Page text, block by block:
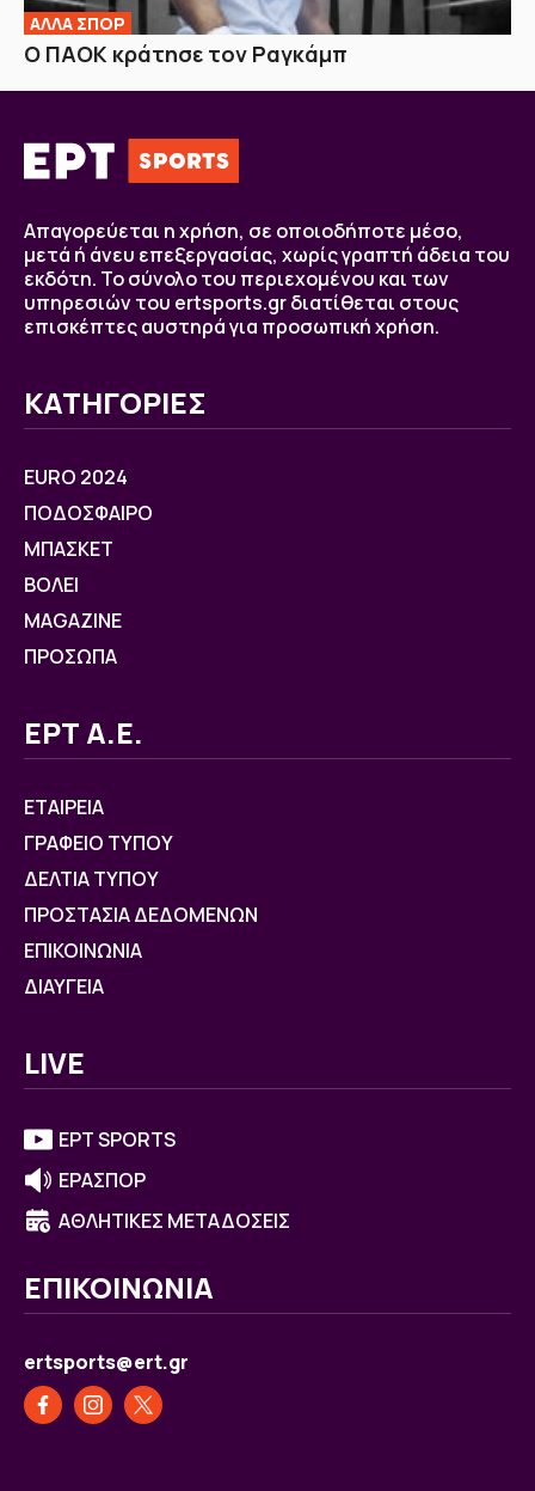
ΑΛΛΑ ΣΠΟΡ
Ο ΠΑΟΚ κράτησε τον Ραγκάμπ
Απαγορεύεται η χρήση, σε οποιοδήποτε μέσο,
μετά ή άνευ επεξεργασίας, χωρίς γραπτή άδεια του
εκδότη. Το σύνολο του περιεχομένου και των
υπηρεσιών του ertsports.gr διατίθεται στους
επισκέπτες αυστηρά για προσωπική χρήση.
ΚΑΤΗΓΟΡΙΕΣ
EURO 2024
ΠΟΔΟΣΦΑΙΡΟ
ΜΠΑΣΚΕΤ
ΒOΛΕΙ
MAGAZINE
ΠΡΟΣΩΠΑ
ΕΡΤ Α.Ε.
ΕΤΑΙΡΕΙΑ
ΓΡΑΦΕΙΟ ΤΥΠΟΥ
ΔΕΛΤΙΑ ΤΥΠΟΥ
ΠΡΟΣΤΑΣΙΑ ΔΕΔΟΜΕΝΩΝ
ΕΠΙΚΟΙΝΩΝΙΑ
ΔΙΑΥΓΕΙΑ
LIVE
ΕΡΤ SPORTS
ΕΡΑΣΠΟΡ
ΑΘΛΗΤΙΚΕΣ ΜΕΤΑΔΟΣΕΙΣ
ΕΠΙΚΟΙΝΩΝΙΑ
ertsports@ert.gr